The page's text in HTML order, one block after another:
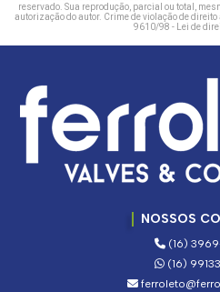
reservado. Sua reprodução, parcial ou total,
autorização do autor. Crime de violação de
9610/98 - Lei de
NOSSOS
(16)
(16)